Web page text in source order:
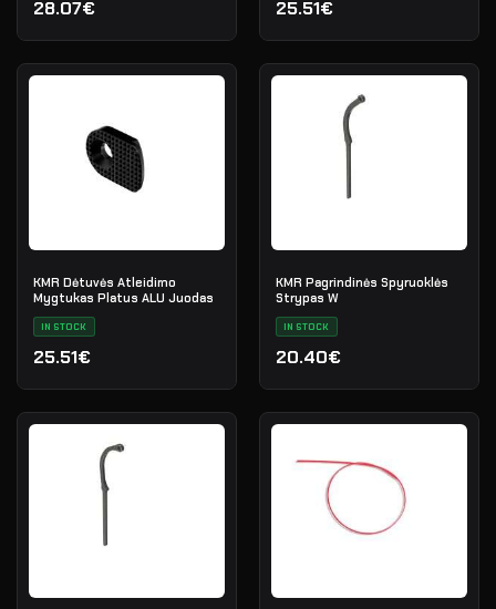
28.07€ 25.51€
KMR Dėtuvės Atleidimo
Mygtukas Platus ALU Juodas
IN STOCK
25.51€
KMR Pagrindinės Spyruoklės
Strypas W
IN STOCK
20.40€